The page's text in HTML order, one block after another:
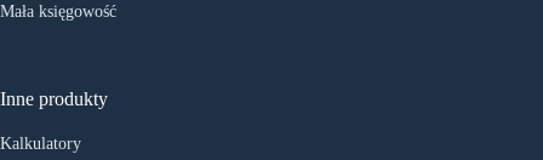
Mała księgowość
Inne produkty
Kalkulatory